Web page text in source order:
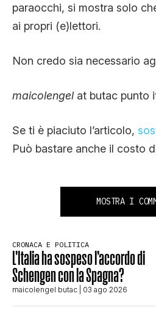
paraocchi, si mostra solo
ai propri (e)lettori.
Non credo sia necessario
maicolengelat butac punto
Se ti è piaciuto l’articolo,
Può bastare anche il costo
MOSTRA I
CRONACA E POLITICA
L’Italia ha sospeso l’accordo di
Schengen con la Spagna?
maicolengel butac | 03 ago 2026